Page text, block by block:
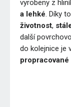
vyrobeny z
a lehké . Díky
životnost,
další
do kolejnice je